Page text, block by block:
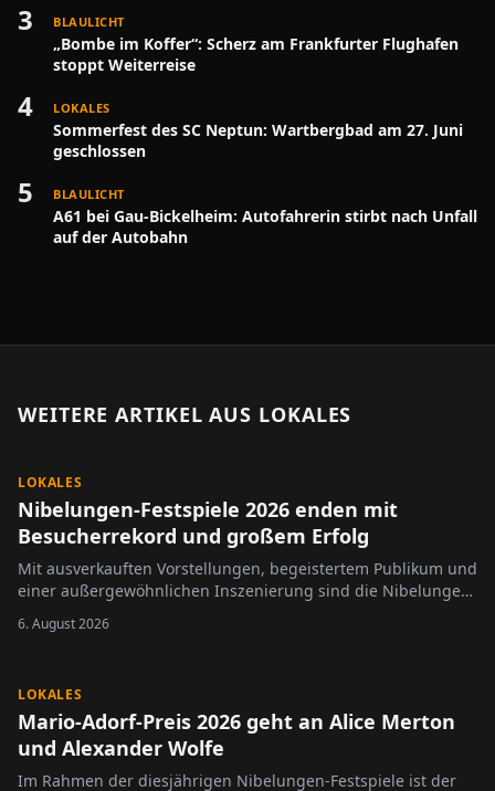
3 BLAULICHT
„Bombe im Koffer“: Scherz am Frankfurter Flughafen
stoppt Weiterreise
4 LOKALES
Sommerfest des SC Neptun: Wartbergbad am 27. Juni
geschlossen
5 BLAULICHT
A61 bei Gau-Bickelheim: Autofahrerin stirbt nach Unfall
auf der Autobahn
WEITERE ARTIKEL AUS LOKALES
LOKALES
Nibelungen-Festspiele 2026 enden mit
Besucherrekord und großem Erfolg
Mit ausverkauften Vorstellungen, begeistertem Publikum und
einer außergewöhnlichen Inszenierung sind die Nibelungen-
6. August 2026
LOKALES
Mario-Adorf-Preis 2026 geht an Alice Merton
und Alexander Wolfe
Im Rahmen der diesjährigen Nibelungen-Festspiele ist der